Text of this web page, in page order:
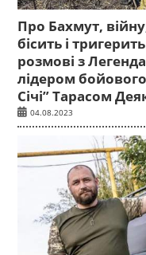
Про Бахмут,
бісить і
розмові з
лідером бойового
Січі” Тарасом
04.08.2023